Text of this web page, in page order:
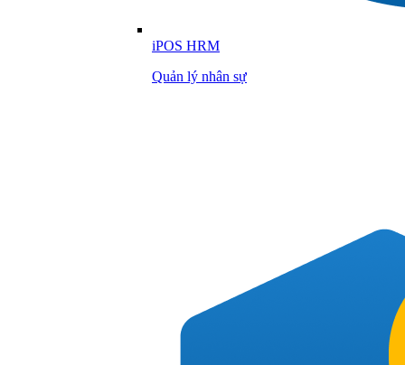
iPOS HRM
Quản lý nhân sự